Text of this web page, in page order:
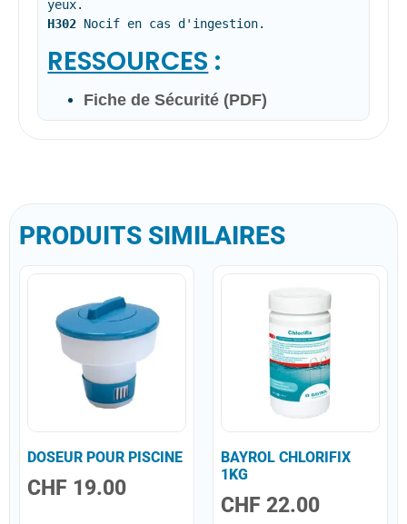
H302 Nocif en cas d'ingestion.
RESSOURCES :
Fiche de Sécurité (PDF)
PRODUITS SIMILAIRES
DOSEUR POUR PISCINE
CHF 19.00
BAYROL CHLORIFIX
1KG
CHF 22.00